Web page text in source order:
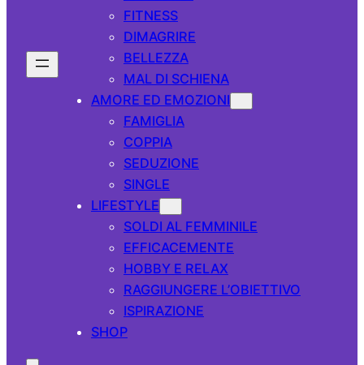
FITNESS
DIMAGRIRE
BELLEZZA
MAL DI SCHIENA
AMORE ED EMOZIONI
FAMIGLIA
COPPIA
SEDUZIONE
SINGLE
LIFESTYLE
SOLDI AL FEMMINILE
EFFICACEMENTE
HOBBY E RELAX
RAGGIUNGERE L’OBIETTIVO
ISPIRAZIONE
SHOP